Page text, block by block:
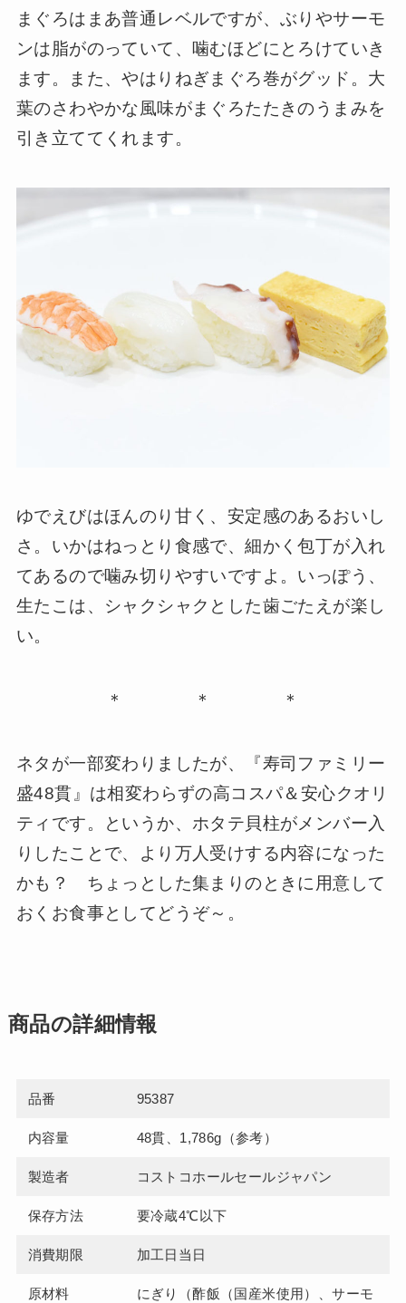
まぐろはまあ普通レベルですが、ぶりやサーモ
ンは脂がのっていて、噛むほどにとろけていき
ます。また、やはりねぎまぐろ巻がグッド。大
葉のさわやかな風味がまぐろたたきのうまみを
引き立ててくれます。
ゆでえびはほんのり甘く、安定感のあるおいし
さ。いかはねっとり食感で、細かく包丁が入れ
てあるので噛み切りやすいですよ。いっぽう、
生たこは、シャクシャクとした歯ごたえが楽し
い。
＊ ＊ ＊
ネタが一部変わりましたが、『寿司ファミリー
盛48貫』は相変わらずの高コスパ＆安心クオリ
ティです。というか、ホタテ貝柱がメンバー入
りしたことで、より万人受けする内容になった
かも？ ちょっとした集まりのときに用意して
おくお食事としてどうぞ～。
商品の詳細情報
品番 95387
内容量 48貫、1,786g（参考）
製造者 コストコホールセールジャパン
保存方法 要冷蔵4℃以下
消費期限 加工日当日
原材料 にぎり（酢飯（国産米使用）、サーモ